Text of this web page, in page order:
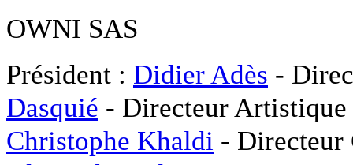
OWNI SAS
Président : Didier Adès -
Dasquié - Directeur
Christophe Khaldi -